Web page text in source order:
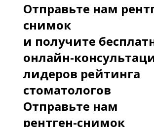
Отправьте нам
снимок
и получите
онлайн-
лидеров рейтинга
стоматологов
Отправьте нам
рентген-снимок